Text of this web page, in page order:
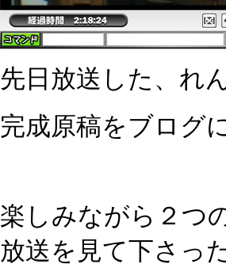
先日放送した、れ
完成原稿をブログ
楽しみながら２つ
放送を見て下さっ